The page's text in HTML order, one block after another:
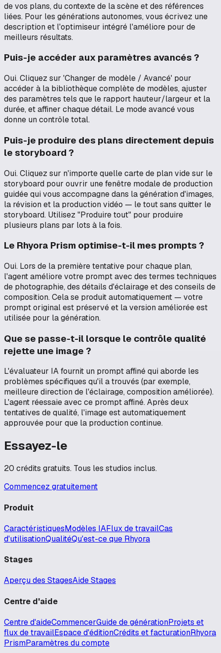
de vos plans, du contexte de la scène et des références
liées. Pour les générations autonomes, vous écrivez une
description et l'optimiseur intégré l'améliore pour de
meilleurs résultats.
Puis-je accéder aux paramètres avancés ?
Oui. Cliquez sur 'Changer de modèle / Avancé' pour
accéder à la bibliothèque complète de modèles, ajuster
des paramètres tels que le rapport hauteur/largeur et la
durée, et affiner chaque détail. Le mode avancé vous
donne un contrôle total.
Puis-je produire des plans directement depuis
le storyboard ?
Oui. Cliquez sur n'importe quelle carte de plan vide sur le
storyboard pour ouvrir une fenêtre modale de production
guidée qui vous accompagne dans la génération d'images,
la révision et la production vidéo — le tout sans quitter le
storyboard. Utilisez "Produire tout" pour produire
plusieurs plans par lots à la fois.
Le Rhyora Prism optimise-t-il mes prompts ?
Oui. Lors de la première tentative pour chaque plan,
l'agent améliore votre prompt avec des termes techniques
de photographie, des détails d'éclairage et des conseils de
composition. Cela se produit automatiquement — votre
prompt original est préservé et la version améliorée est
utilisée pour la génération.
Que se passe-t-il lorsque le contrôle qualité
rejette une image ?
L'évaluateur IA fournit un prompt affiné qui aborde les
problèmes spécifiques qu'il a trouvés (par exemple,
meilleure direction de l'éclairage, composition améliorée).
L'agent réessaie avec ce prompt affiné. Après deux
tentatives de qualité, l'image est automatiquement
approuvée pour que la production continue.
Essayez-le
20 crédits gratuits. Tous les studios inclus.
Commencez gratuitement
Produit
CaractéristiquesModèles IAFlux de travailCas
d'utilisationQualitéQu'est-ce que Rhyora
Stages
Aperçu des StagesAide Stages
Centre d'aide
Centre d'aideCommencerGuide de générationProjets et
flux de travailEspace d'éditionCrédits et facturationRhyora
PrismParamètres du compte